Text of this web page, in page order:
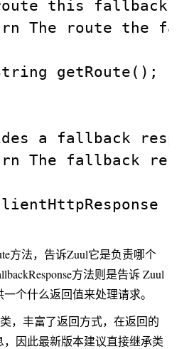
方法，告诉Zuul它是负责哪个
方法则是告诉 Zuul
个什么返回值来处理请求。
，丰富了返回方式，在返回的
因此最新版本建议直接继承类